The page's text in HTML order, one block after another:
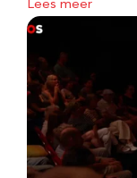
Lees meer